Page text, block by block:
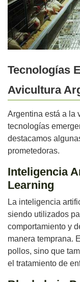
Tecnologías
Avicultura
Argentina está a la
tecnologías
destacamos
prometedoras.
Inteligencia
Learning
La inteligencia
siendo utilizados
comportamiento y
manera temprana.
pollos, sino que
el tratamiento de